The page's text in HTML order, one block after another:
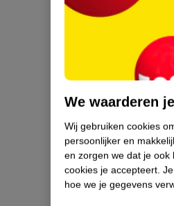
Meningokokken
Overige
Ook bij andere
Schurft
Persisterende
Bij hivinfectie:
Uitslag door
We waarderen
Wij gebruiken cookies
persoonlijker en
en zorgen we dat je ook
cookies je accepteert.
hoe we je gegevens